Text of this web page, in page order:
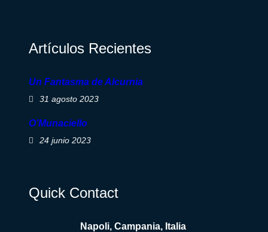
Artículos Recientes
Un Fantasma de Alcurnia
31 agosto 2023
O’Munaciello
24 junio 2023
Quick Contact
Napoli, Campania, Italia